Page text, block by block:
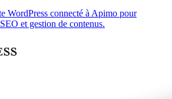
WordPress connecté à Apimo pour
et gestion de contenus.